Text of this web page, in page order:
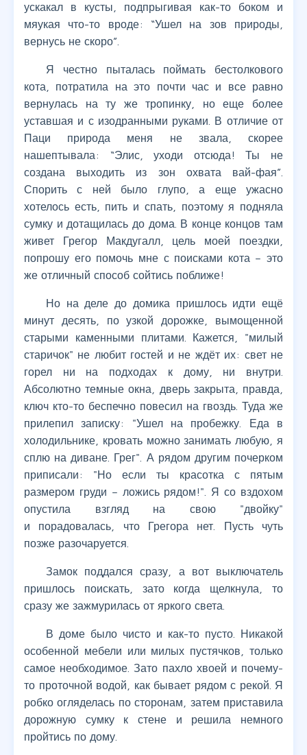
ускакал в кусты, подпрыгивая как-то боком и
мяукая что-то вроде: “Ушел на зов природы,
вернусь не скоро”.
Я честно пыталась поймать бестолкового
кота, потратила на это почти час и все равно
вернулась на ту же тропинку, но еще более
уставшая и с изодранными руками. В отличие от
Паци природа меня не звала, скорее
нашептывала: “Элис, уходи отсюда! Ты не
создана выходить из зон охвата вай-фая”.
Спорить с ней было глупо, а еще ужасно
хотелось есть, пить и спать, поэтому я подняла
сумку и дотащилась до дома. В конце концов там
живет Грегор Макдугалл, цель моей поездки,
попрошу его помочь мне с поисками кота – это
же отличный способ сойтись поближе!
Но на деле до домика пришлось идти ещё
минут десять, по узкой дорожке, вымощенной
старыми каменными плитами. Кажется, "милый
старичок" не любит гостей и не ждёт их: свет не
горел ни на подходах к дому, ни внутри.
Абсолютно темные окна, дверь закрыта, правда,
ключ кто-то беспечно повесил на гвоздь. Туда же
прилепил записку: "Ушел на пробежку. Еда в
холодильнике, кровать можно занимать любую, я
сплю на диване. Грег". А рядом другим почерком
приписали: "Но если ты красотка с пятым
размером груди – ложись рядом!". Я со вздохом
опустила взгляд на свою "двойку"
и порадовалась, что Грегора нет. Пусть чуть
позже разочаруется.
Замок поддался сразу, а вот выключатель
пришлось поискать, зато когда щелкнула, то
сразу же зажмурилась от яркого света.
В доме было чисто и как-то пусто. Никакой
особенной мебели или милых пустячков, только
самое необходимое. Зато пахло хвоей и почему-
то проточной водой, как бывает рядом с рекой. Я
робко огляделась по сторонам, затем приставила
дорожную сумку к стене и решила немного
пройтись по дому.